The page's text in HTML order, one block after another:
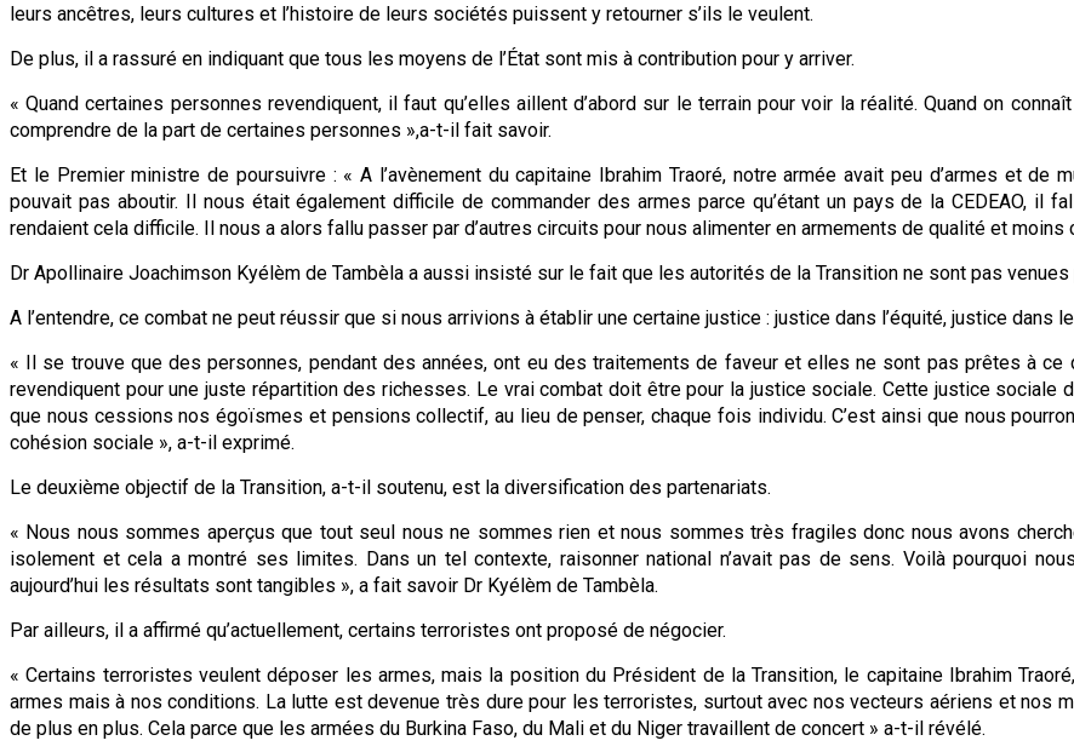
leurs ancêtres, leurs cultures et l’histoire de leurs sociétés puissent y retourner s’ils le veulent.
De plus, il a rassuré en indiquant que tous les moyens de l’État sont mis à contribution pour y arriver.
« Quand certaines personnes revendiquent, il faut qu’elles aillent d’abord sur le terrain pour voir la réalité. Quand on
comprendre de la part de certaines personnes »,a-t-il fait savoir.
Et le Premier ministre de poursuivre : « A l’avènement du capitaine Ibrahim Traoré, notre armée avait peu d’armes et de
pouvait pas aboutir. Il nous était également difficile de commander des armes parce qu’étant un pays de la CEDEAO, il
rendaient cela difficile. Il nous a alors fallu passer par d’autres circuits pour nous alimenter en armements de qualité et moins
Dr Apollinaire Joachimson Kyélèm de Tambèla a aussi insisté sur le fait que les autorités de la Transition ne sont pas
A l’entendre, ce combat ne peut réussir que si nous arrivions à établir une certaine justice : justice dans l’équité, justice dans
« Il se trouve que des personnes, pendant des années, ont eu des traitements de faveur et elles ne sont pas prêtes à ce
revendiquent pour une juste répartition des richesses. Le vrai combat doit être pour la justice sociale. Cette justice
que nous cessions nos égoïsmes et pensions collectif, au lieu de penser, chaque fois individu. C’est ainsi que nous
cohésion sociale », a-t-il exprimé.
Le deuxième objectif de la Transition, a-t-il soutenu, est la diversification des partenariats.
« Nous nous sommes aperçus que tout seul nous ne sommes rien et nous sommes très fragiles donc nous avons
isolement et cela a montré ses limites. Dans un tel contexte, raisonner national n’avait pas de sens. Voilà pourquoi
aujourd’hui les résultats sont tangibles », a fait savoir Dr Kyélèm de Tambèla.
Par ailleurs, il a affirmé qu’actuellement, certains terroristes ont proposé de négocier.
« Certains terroristes veulent déposer les armes, mais la position du Président de la Transition, le capitaine Ibrahim
armes mais à nos conditions. La lutte est devenue très dure pour les terroristes, surtout avec nos vecteurs aériens et nos
de plus en plus. Cela parce que les armées du Burkina Faso, du Mali et du Niger travaillent de concert » a-t-il révélé.